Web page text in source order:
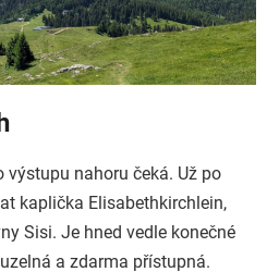
výstupu nahoru čeká. Už po
kaplička Elisabethkirchlein,
Sisi. Je hned vedle konečné
a zdarma přístupná.